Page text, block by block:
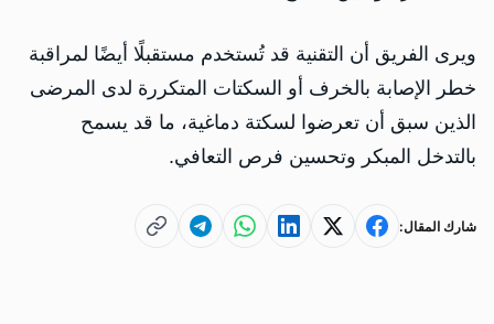
ويرى الفريق أن التقنية قد تُستخدم مستقبلًا أيضًا لمراقبة
خطر الإصابة بالخرف أو السكتات المتكررة لدى المرضى
الذين سبق أن تعرضوا لسكتة دماغية، ما قد يسمح
بالتدخل المبكر وتحسين فرص التعافي.
شارك المقال: